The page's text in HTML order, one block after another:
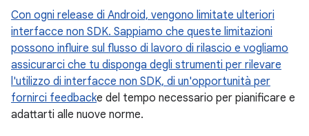
Con ogni release di Android, vengono limitate ulteriori
interfacce non SDK. Sappiamo che queste limitazioni
possono influire sul flusso di lavoro di rilascio e vogliamo
assicurarci che tu disponga degli strumenti per rilevare
l'utilizzo di interfacce non SDK, di un'opportunità per
fornirci feedbacke del tempo necessario per pianificare e
adattarti alle nuove norme.